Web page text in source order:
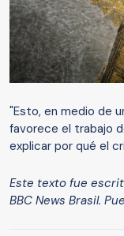
"Esto, en medio de
favorece el trabajo
explicar por qué el
Este texto fue
BBC News Brasil.